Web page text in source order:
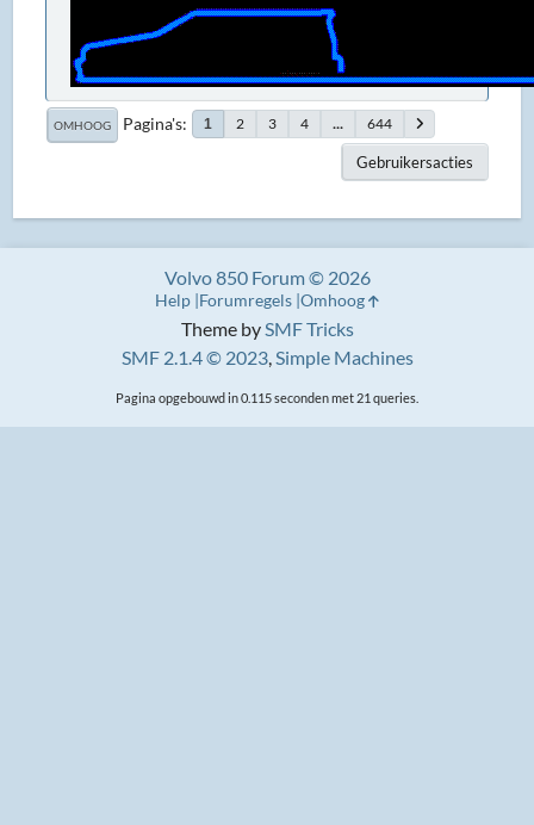
OMHOOG Pagina's 1 2 3 4 ... 644
Gebruikersacties
Theme bySMF Tricks
SMF 2.1.4 © 2023,Simple Machines
Volvo 850 Forum © 2026
Help Forumregels Omhoog
Pagina opgebouwd in 0.115 seconden met 21 queries.